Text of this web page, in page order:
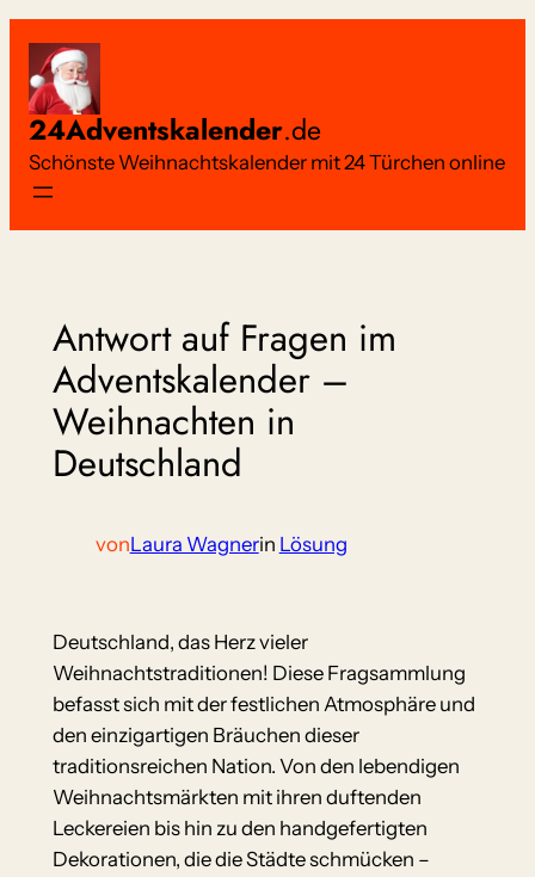
Inhalt
springen
24Adventskalender.de
Schönste Weihnachtskalender mit 24 Türchen online
Antwort auf Fragen im
Adventskalender –
Weihnachten in
Deutschland
vonLaura Wagnerin Lösung
Deutschland, das Herz vieler
Weihnachtstraditionen! Diese Fragsammlung
befasst sich mit der festlichen Atmosphäre und
den einzigartigen Bräuchen dieser
traditionsreichen Nation. Von den lebendigen
Weihnachtsmärkten mit ihren duftenden
Leckereien bis hin zu den handgefertigten
Dekorationen, die die Städte schmücken –